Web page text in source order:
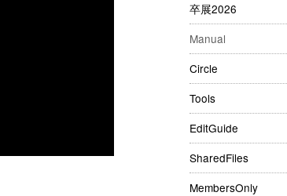
卒展2026
Manual
Circle
Tools
EditGuide
SharedFiles
MembersOnly